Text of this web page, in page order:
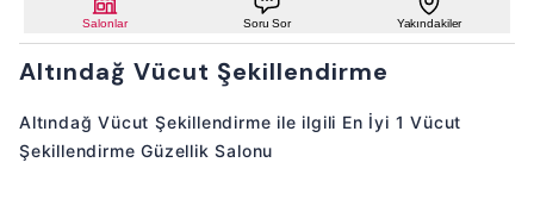
Salonlar Soru Sor Yakındakiler
Altındağ Vücut Şekillendirme
Altındağ Vücut Şekillendirme ile ilgili En İyi 1 Vücut
Şekillendirme Güzellik Salonu